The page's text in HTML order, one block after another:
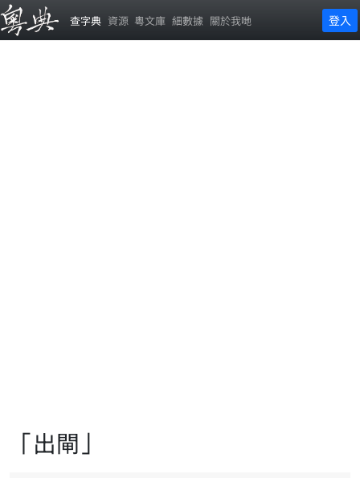
查字典 資源 粵文庫 細數據 關於我哋 登入
「出閘」